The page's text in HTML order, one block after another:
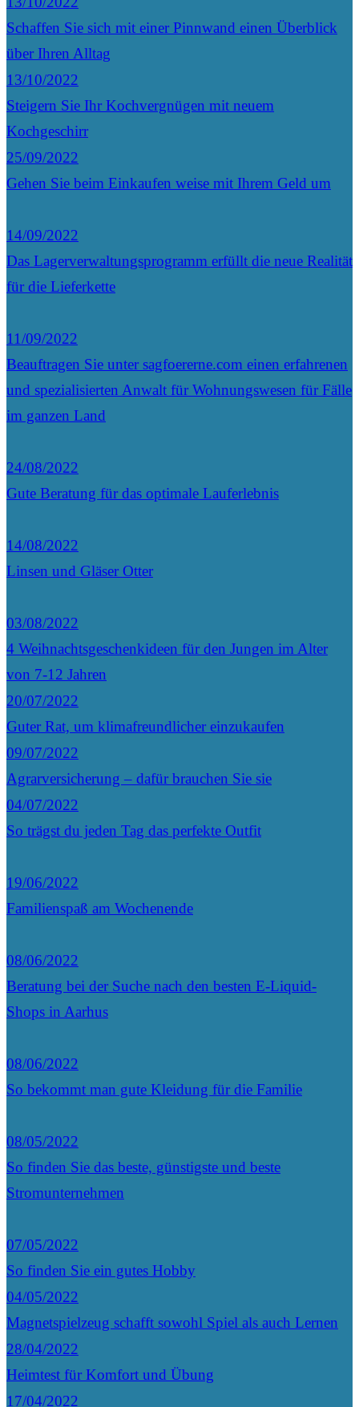
Schaffen Sie sich mit einer Pinnwand einen Überblick
über Ihren Alltag
13/10/2022
Steigern Sie Ihr Kochvergnügen mit neuem
Kochgeschirr
25/09/2022
Gehen Sie beim Einkaufen weise mit Ihrem Geld um
14/09/2022
Das Lagerverwaltungsprogramm erfüllt die neue Realität
für die Lieferkette
11/09/2022
Beauftragen Sie unter sagfoererne.com einen erfahrenen
und spezialisierten Anwalt für Wohnungswesen für Fälle
im ganzen Land
24/08/2022
Gute Beratung für das optimale Lauferlebnis
14/08/2022
Linsen und Gläser Otter
03/08/2022
4 Weihnachtsgeschenkideen für den Jungen im Alter
von 7-12 Jahren
20/07/2022
Guter Rat, um klimafreundlicher einzukaufen
09/07/2022
Agrarversicherung – dafür brauchen Sie sie
04/07/2022
So trägst du jeden Tag das perfekte Outfit
19/06/2022
Familienspaß am Wochenende
08/06/2022
Beratung bei der Suche nach den besten E-Liquid-
Shops in Aarhus
08/06/2022
So bekommt man gute Kleidung für die Familie
08/05/2022
So finden Sie das beste, günstigste und beste
Stromunternehmen
07/05/2022
So finden Sie ein gutes Hobby
04/05/2022
Magnetspielzeug schafft sowohl Spiel als auch Lernen
28/04/2022
Heimtest für Komfort und Übung
17/04/2022